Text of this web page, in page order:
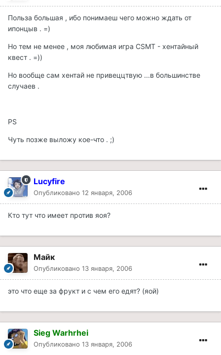
Польза большая , ибо понимаеш чего можно ждать от
ипонцыв . =)
Но тем не менее , моя любимая игра CSMT - хентайный
квест . =))
Но вообще сам хентай не привеццтвую ...в большинстве
случаев .
PS
Чуть позже выложу кое-что . ;)
Lucyfire
Опубликовано 12 января, 2006
Кто тут что имеет против яоя?
Майк
Опубликовано 13 января, 2006
это что еще за фрукт и с чем его едят? (яой)
Sieg Warhrhei
Опубликовано 13 января, 2006